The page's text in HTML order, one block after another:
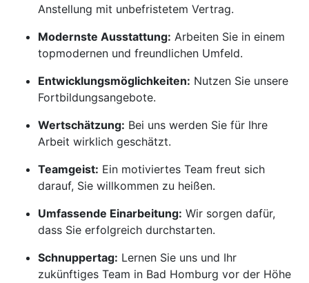
Anstellung mit unbefristetem Vertrag.
Modernste Ausstattung: Arbeiten Sie in einem
topmodernen und freundlichen Umfeld.
Entwicklungsmöglichkeiten: Nutzen Sie unsere
Fortbildungsangebote.
Wertschätzung: Bei uns werden Sie für Ihre
Arbeit wirklich geschätzt.
Teamgeist: Ein motiviertes Team freut sich
darauf, Sie willkommen zu heißen.
Umfassende Einarbeitung: Wir sorgen dafür,
dass Sie erfolgreich durchstarten.
Schnuppertag: Lernen Sie uns und Ihr
zukünftiges Team in Bad Homburg vor der Höhe